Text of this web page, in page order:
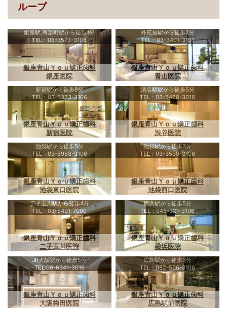
ループ
銀座駅,有楽町駅から徒歩1分
TEL：03-3573-3106
銀座青山Ｙｏｕ矯正歯科
銀座医院
外苑前駅から徒歩2分
TEL：03-3401-3101
銀座青山Ｙｏｕ矯正歯科
青山医院
新宿駅から徒歩8分
TEL：03-5323-3106
銀座青山Ｙｏｕ矯正歯科
新宿医院
渋谷駅駅から徒歩5分
TEL：03-5468-3016
銀座青山Ｙｏｕ矯正歯科
渋谷医院
池袋駅から徒歩5分
TEL：03-5958-3106
銀座青山Ｙｏｕ矯正歯科
池袋東口医院
池袋駅から徒歩3分
TEL：03-3590-3106
銀座青山Ｙｏｕ矯正歯科
池袋西口医院
二子玉川駅から徒歩4分
TEL：03-5491-7000
銀座青山Ｙｏｕ矯正歯科
二子玉川医院
横浜駅から徒歩5分
TEL：045-321-3106
銀座青山Ｙｏｕ矯正歯科
横浜医院
JR大阪駅から徒歩5分
TEL:06-6341-3016
銀座青山Ｙｏｕ矯正歯科
大阪梅田医院
広島駅から徒歩3分
TEL：082-506-3106
銀座青山Ｙｏｕ矯正歯科
広島駅前医院